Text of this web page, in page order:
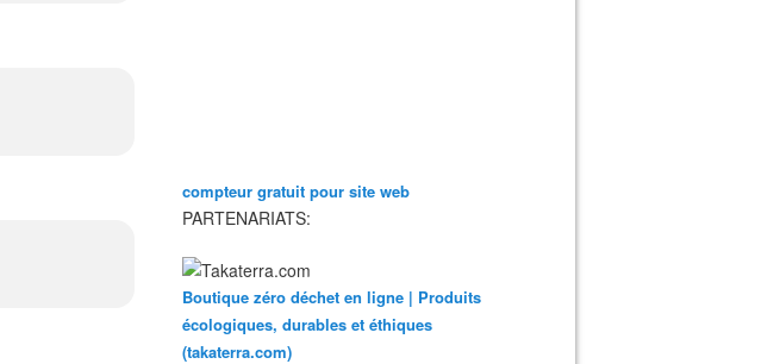
compteur gratuit pour site web
PARTENARIATS:
Boutique zéro déchet en ligne | Produits
écologiques, durables et éthiques
(takaterra.com)